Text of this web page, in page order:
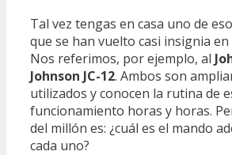
Tal vez tengas en casa uno de
que se han vuelto casi insignia
Nos referimos, por ejemplo, al
Johnson JC-12. Ambos son
utilizados y conocen la rutina de
funcionamiento horas y horas.
del millón es: ¿cuál es el mando
cada uno?